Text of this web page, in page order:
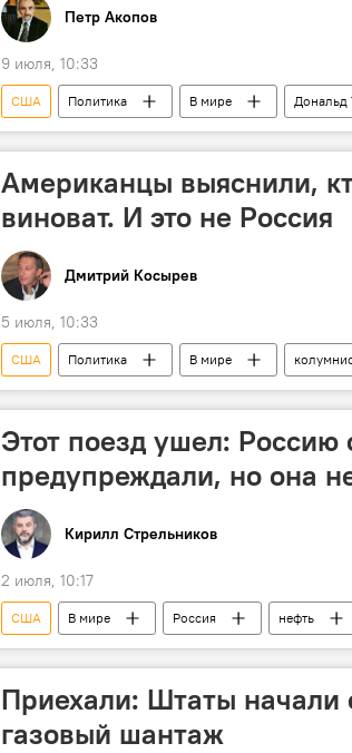
Петр Акопов
9 июля, 10:33
США Политика В мире Дональд
Американцы выяснили,
виноват. И это не Россия
Дмитрий Косырев
5 июля, 10:33
США Политика В мире
Этот поезд ушел: Россию
предупреждали, но она
Кирилл Стрельников
2 июля, 10:17
США В мире Россия нефть
Приехали: Штаты начали
газовый шантаж